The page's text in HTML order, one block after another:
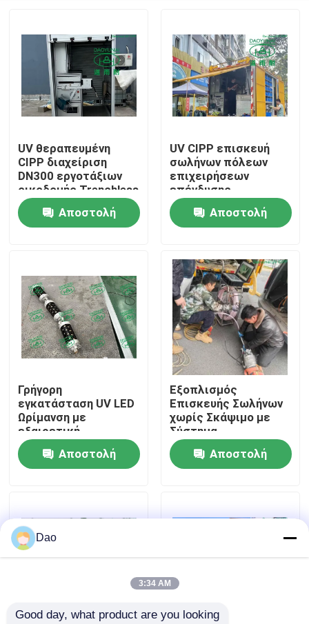
Σπίτι
Περίπου εμείς
Γύρος εργοστασίων
Ποιοτικός έλεγχος
Μας ελάτε σε επαφή με
Ζητήστε ένα απόσπασμα
UV θεραπευμένο CIPP
UV θεραπευμένη
CIPP διαχείριση
DN300 εργοτάξιων
οικοδομής Trenchless
συστημάτων
επένδυσης υπονόμων
Αποστολή
UV CIPP επισκευή
σωλήνων πόλεων
επιχειρήσεων
επένδυσης
θεραπεύω--θέση-
σωλήνων χωρίς
σκάψιμο
Αποστολή
Γρήγορη
εγκατάσταση UV LED
Ωρίμανση με
εξαιρετική
ακεραιότητα NO-DIG
Επισκευή
αποχέτευσης
Αποστολή
Εξοπλισμός
Επισκευής Σωλήνων
χωρίς Σκάψιμο με
Σύστημα
Σκληρύνσεως CIPP
UV LED με Ράβδο
Ώθησης
Αποστολή
Dao
3:34 AM
Good day, what product are you looking